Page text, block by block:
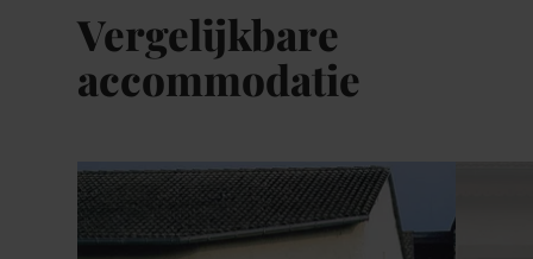
Vergelijkbare
accommodatie